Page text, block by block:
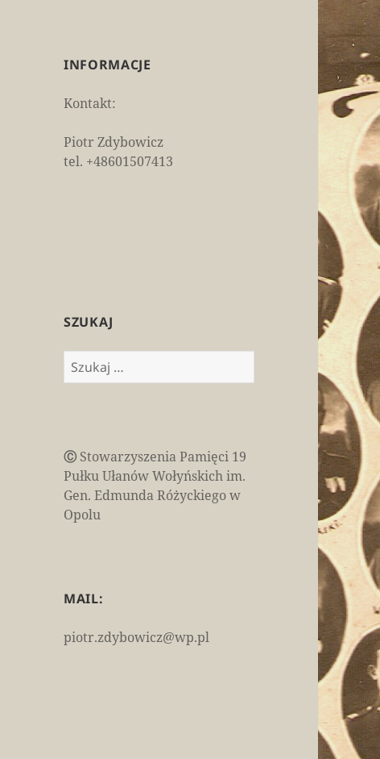
INFORMACJE
Kontakt:
Piotr Zdybowicz
tel. +48601507413
SZUKAJ
Szukaj:
Ⓒ Stowarzyszenia Pamięci 19
Pułku Ułanów Wołyńskich im.
Gen. Edmunda Różyckiego w
Opolu
MAIL:
piotr.zdybowicz@wp.pl